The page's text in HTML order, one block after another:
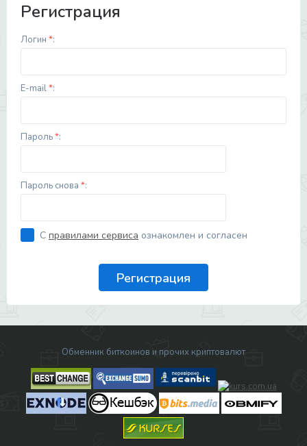
Регистрация
Логин *:
E-mail*:
Пароль*:
Пароль снова *:
С правилами сервиса ознакомлен и согласен
Обменник биткоинов и прочих криптовалют